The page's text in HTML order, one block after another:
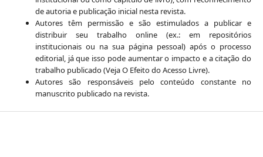
de autoria e publicação inicial nesta revista.
Autores têm permissão e são estimulados a publicar e
distribuir seu trabalho online (ex.: em repositórios
institucionais ou na sua página pessoal) após o processo
editorial, já que isso pode aumentar o impacto e a citação do
trabalho publicado (Veja O Efeito do Acesso Livre).
Autores são responsáveis pelo conteúdo constante no
manuscrito publicado na revista.